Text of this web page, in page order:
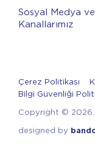
Sosyal Medya
Kanallarımız
Çerez Politikası
Bilgi Güvenliği
Copyright © 2026.
designed by